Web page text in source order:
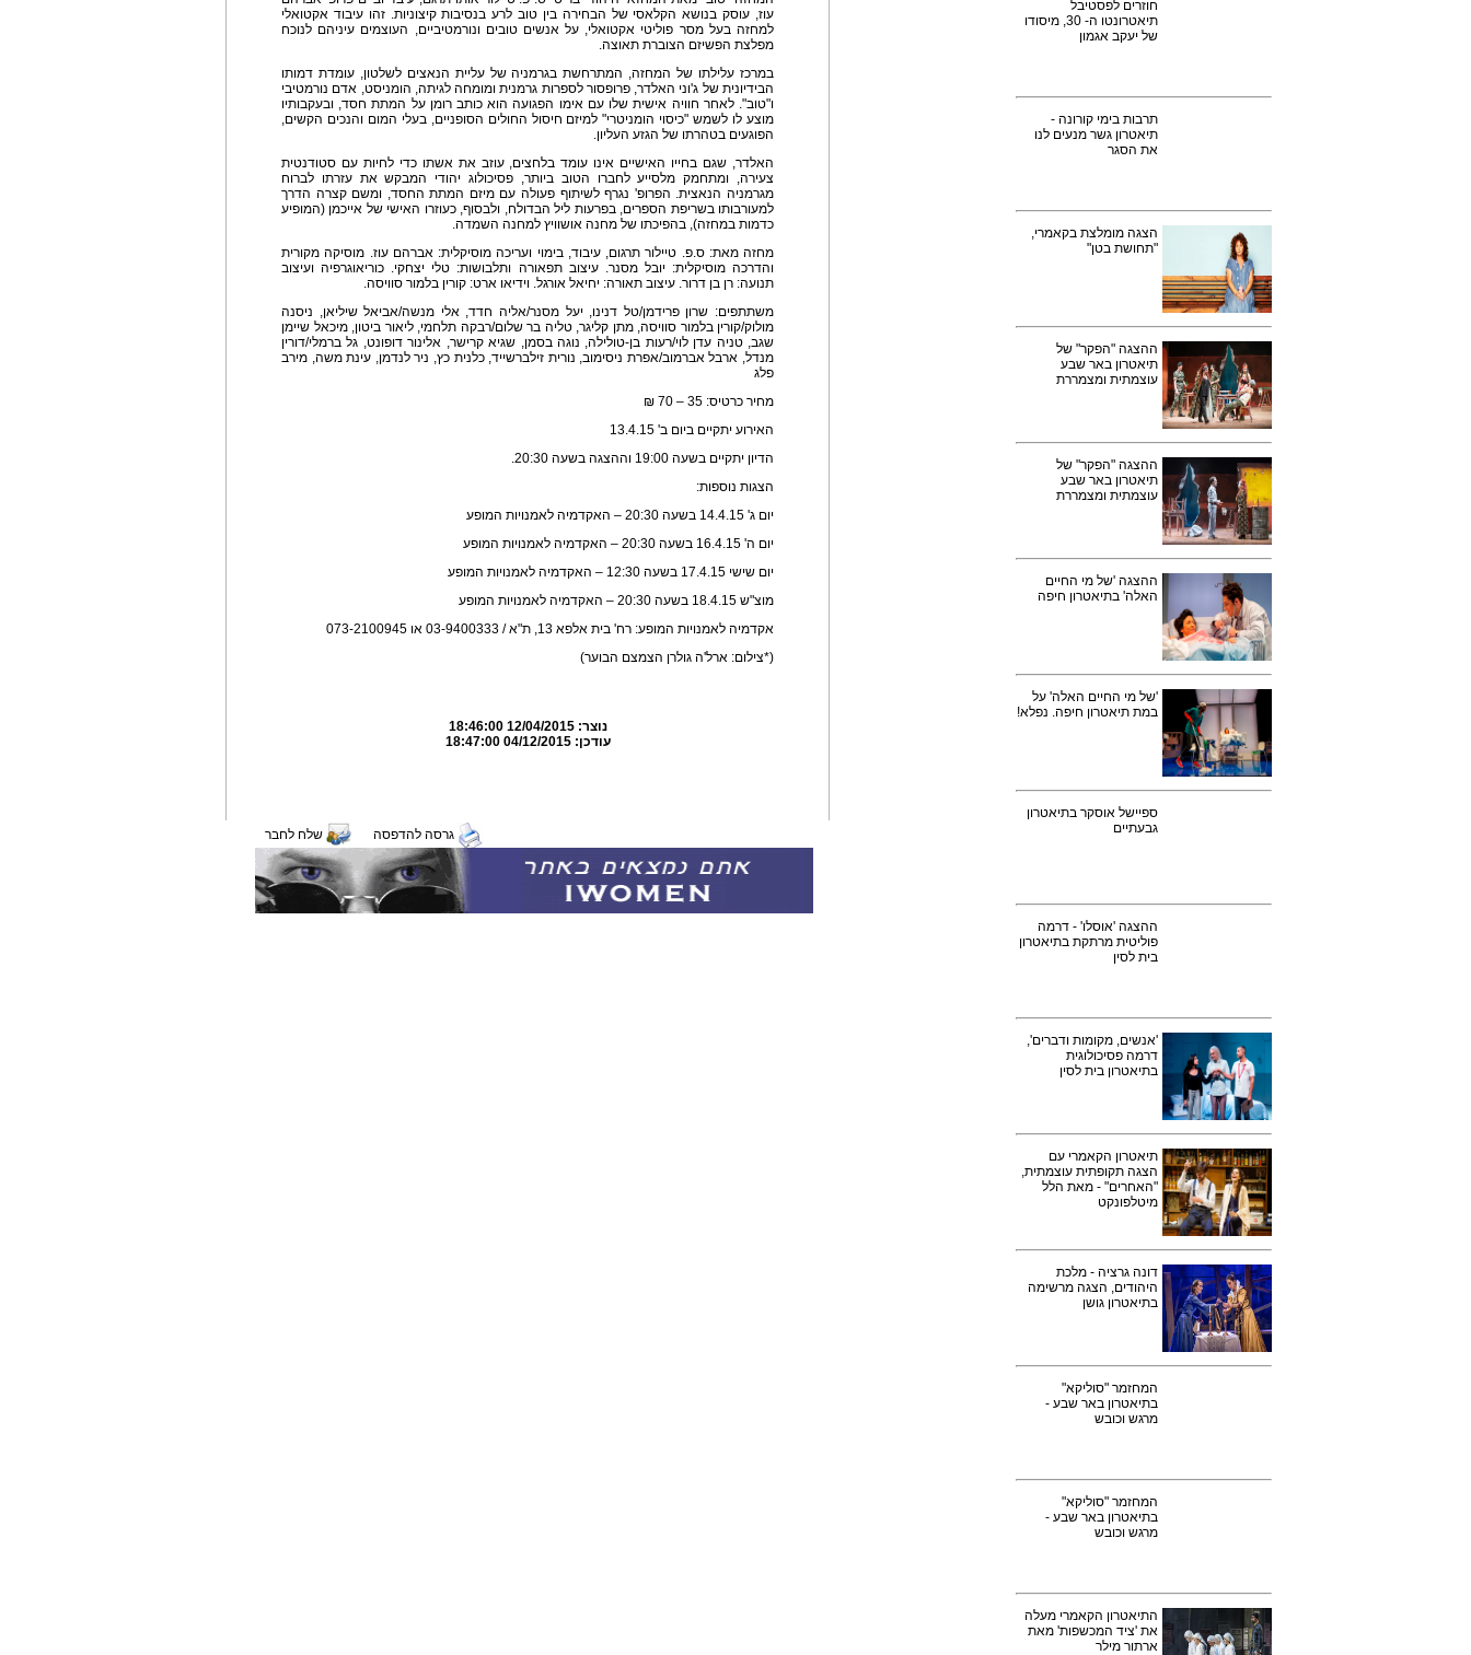
חוזרים לפסטיבל
תיאטרונטו ה- 30, מיסודו
של יעקב אגמון
תרבות בימי קורונה -
תיאטרון גשר מנעים לנו
את הסגר
הצגה מומלצת בקאמרי,
"תחושת בטן"
ההצגה "הפקר" של
תיאטרון באר שבע
עוצמתית ומצמררת
ההצגה "הפקר" של
תיאטרון באר שבע
עוצמתית ומצמררת
ההצגה 'של מי החיים
האלה' בתיאטרון חיפה
'של מי החיים האלה' על
במת תיאטרון חיפה. נפלא!
ספיישל אוסקר בתיאטרון
גבעתיים
ההצגה 'אוסלו' - דרמה
פוליטית מרתקת בתיאטרון
בית לסין
'אנשים, מקומות ודברים',
דרמה פסיכולוגית
בתיאטרון בית לסין
תיאטרון הקאמרי עם
הצגה תקופתית עוצמתית,
"האחרים" - מאת הלל
מיטלפונקט
דונה גרציה - מלכת
היהודים, הצגה מרשימה
בתיאטרון גושן
המחזמר "סוליקא"
בתיאטרון באר שבע -
מרגש וכובש
המחזמר "סוליקא"
בתיאטרון באר שבע -
מרגש וכובש
התיאטרון הקאמרי מעלה
את 'ציד המכשפות' מאת
ארתור מילר
עוז, עוסק בנושא הקלאסי של הבחירה בין טוב לרע בנסיבות קיצוניות. זהו עיבוד אקטואלי
למחזה בעל מסר פוליטי אקטואלי, על אנשים טובים ונורמטיביים, העוצמים עיניהם לנוכח
מפלצת הפשיזם הצוברת תאוצה.
במרכז עלילתו של המחזה, המתרחשת בגרמניה של עליית הנאצים לשלטון, עומדת דמותו
הבידיונית של ג'וני האלדר, פרופסור לספרות גרמנית ומומחה לגיתה, הומניסט, אדם נורמטיבי
ו"טוב". לאחר חוויה אישית שלו עם אימו הפגועה הוא כותב רומן על המתת חסד, ובעקבותיו
מוצע לו לשמש "כיסוי הומניטרי" למיזם חיסול החולים הסופניים, בעלי המום והנכים הקשים,
הפוגעים בטהרתו של הגזע העליון.
האלדר, שגם בחייו האישיים אינו עומד בלחצים, עוזב את אשתו כדי לחיות עם סטודנטית
צעירה, ומתחמק מלסייע לחברו הטוב ביותר, פסיכולוג יהודי המבקש את עזרתו לברוח
מגרמניה הנאצית. הפרופ' נגרף לשיתוף פעולה עם מיזם המתת החסד, ומשם קצרה הדרך
למעורבותו בשריפת הספרים, בפרעות ליל הבדולח, ולבסוף, כעוזרו האישי של אייכמן (המופיע
כדמות במחזה), בהפיכתו של מחנה אושוויץ למחנה השמדה.
מחזה מאת: ס.פ. טיילור תרגום, עיבוד, בימוי ועריכה מוסיקלית: אברהם עוז. מוסיקה מקורית
והדרכה מוסיקלית: יובל מסנר. עיצוב תפאורה ותלבושות: טלי יצחקי. כוריאוגרפיה ועיצוב
תנועה: רן בן דרור. עיצוב תאורה: יחיאל אורגל. וידיאו ארט: קורין בלמור סוויסה.
משתתפים: שרון פרידמן/טל דנינו, יעל מסנר/אליה חדד, אלי מנשה/אביאל שיליאן, ניסנה
מולוק/קורין בלמור סוויסה, מתן קליגר, טליה בר שלום/רבקה תלחמי, ליאור ביטון, מיכאל שיימן
שגב, טניה עדן לוי/רעות בן-טולילה, נוגה בסמן, שגיא קרישר, אלינור דופונט, גל ברמלי/דורין
מנדל, ארבל אברמוב/אפרת ניסימוב, נורית זילברשייד, כלנית כץ, ניר לנדמן, עינת משה, מירב
פלג
מחיר כרטיס: 35 – 70 ₪
האירוע יתקיים ביום ב' 13.4.15
הדיון יתקיים בשעה 19:00 וההצגה בשעה 20:30.
הצגות נוספות:
יום ג' 14.4.15 בשעה 20:30 – האקדמיה לאמנויות המופע
יום ה' 16.4.15 בשעה 20:30 – האקדמיה לאמנויות המופע
יום שישי 17.4.15 בשעה 12:30 – האקדמיה לאמנויות המופע
מוצ"ש 18.4.15 בשעה 20:30 – האקדמיה לאמנויות המופע
אקדמיה לאמנויות המופע: רח' בית אלפא 13, ת"א / 03-9400333 או 073-2100945
(*צילום: ארל'ה גולרן הצמצם הבוער)
נוצר:12/04/2015 18:46:00
עודכן:04/12/2015 18:47:00
גרסה להדפסה שלח לחבר